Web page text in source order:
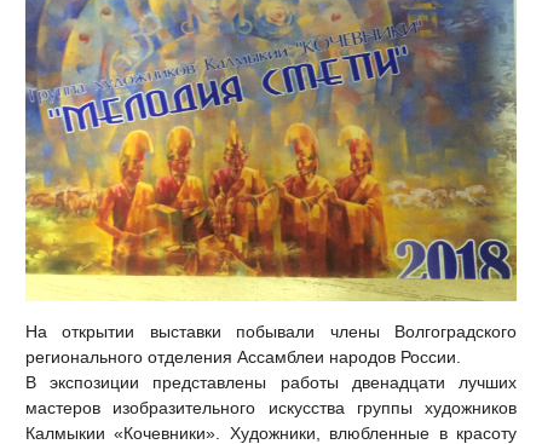
На открытии выставки побывали члены Волгоградского
регионального отделения Ассамблеи народов России.
В экспозиции представлены работы двенадцати лучших
мастеров изобразительного искусства группы художников
Калмыкии «Кочевники». Художники, влюбленные в красоту